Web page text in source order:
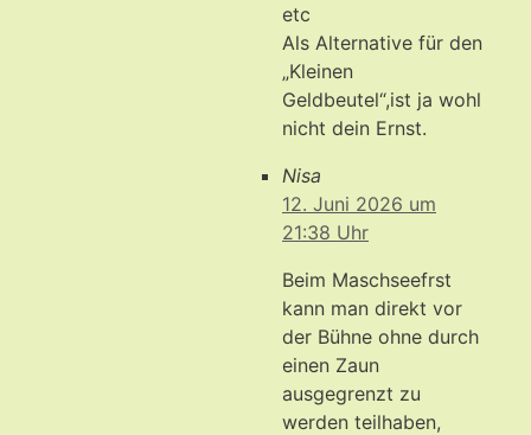
etc
Als Alternative für den
„Kleinen
Geldbeutel“,ist ja wohl
nicht dein Ernst.
Nisa
12. Juni 2026 um
21:38 Uhr
Beim Maschseefrst
kann man direkt vor
der Bühne ohne durch
einen Zaun
ausgegrenzt zu
werden teilhaben,